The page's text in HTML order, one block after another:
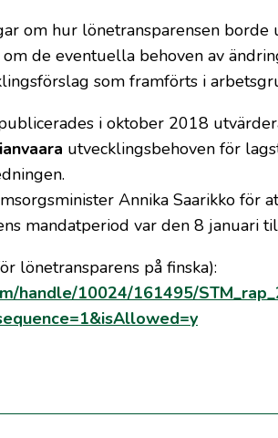
om hur lönetransparensen
de eventuella behoven av
som framförts i
i oktober 2018
utvecklingsbehoven för
Annika Saarikko för
mandatperiod var den 8 januari
lönetransparens på finska):
handle/10024/161495/